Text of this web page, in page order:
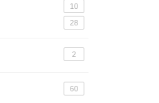
10
28
2
60